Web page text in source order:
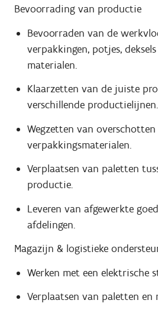
Bevoorrading van productie
Bevoorraden van de
verpakkingen, potjes,
materialen.
Klaarzetten van de juiste
verschillende productielijnen.
Wegzetten van
verpakkingsmaterialen.
Verplaatsen van paletten
productie.
Leveren van afgewerkte
afdelingen.
Magazijn & logistieke
Werken met een elektrische
Verplaatsen van paletten en